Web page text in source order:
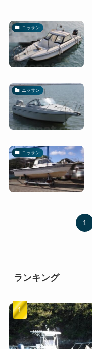
ニッサン
ニッサン
ニッサン
1
ランキング